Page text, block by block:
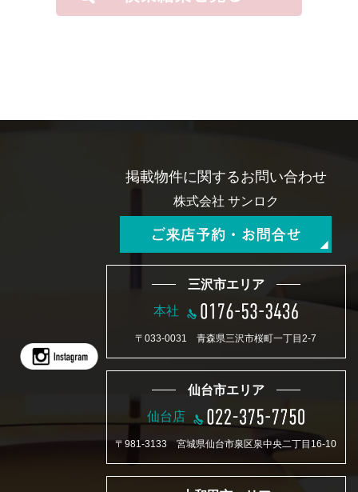
掲載物件に関するお問い合わせ
株式会社 サンロク
三沢市エリア
本社
〒033-0031 青森県三沢市桜町一丁目2-7
仙台市エリア
仙台店
〒981-3133 宮城県仙台市泉区泉中央二丁目16-10